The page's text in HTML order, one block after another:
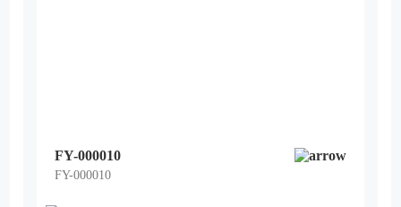
FY-000010
FY-000010